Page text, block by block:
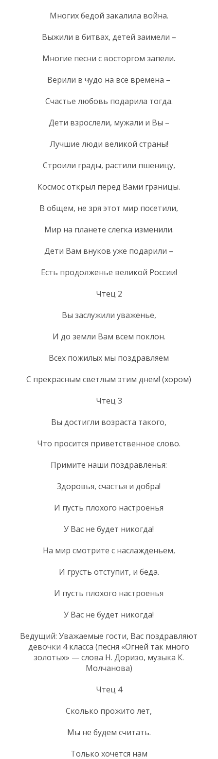
Многих бедой закалила война.
Выжили в битвах, детей заимели –
Многие песни с восторгом запели.
Верили в чудо на все времена –
Счастье любовь подарила тогда.
Дети взрослели, мужали и Вы –
Лучшие люди великой страны!
Строили грады, растили пшеницу,
Космос открыл перед Вами границы.
В общем, не зря этот мир посетили,
Мир на планете слегка изменили.
Дети Вам внуков уже подарили –
Есть продолженье великой России!
Чтец 2
Вы заслужили уваженье,
И до земли Вам всем поклон.
Всех пожилых мы поздравляем
С прекрасным светлым этим днем! (хором)
Чтец 3
Вы достигли возраста такого,
Что просится приветственное слово.
Примите наши поздравленья:
Здоровья, счастья и добра!
И пусть плохого настроенья
У Вас не будет никогда!
На мир смотрите с наслажденьем,
И грусть отступит, и беда.
И пусть плохого настроенья
У Вас не будет никогда!
Ведущий: Уважаемые гости, Вас поздравляют
девочки 4 класса (песня «Огней так много
золотых» — слова Н. Доризо, музыка К.
Молчанова)
Чтец 4
Сколько прожито лет,
Мы не будем считать.
Только хочется нам